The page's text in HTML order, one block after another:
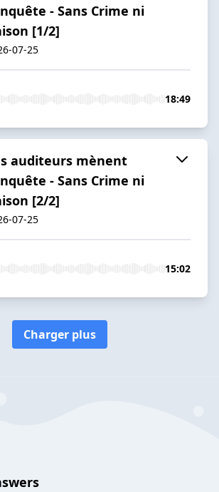
- Sans Crime ni
[1/2]
07-25
18:49
auditeurs mènent
- Sans Crime ni
[2/2]
07-25
15:02
Charger plus